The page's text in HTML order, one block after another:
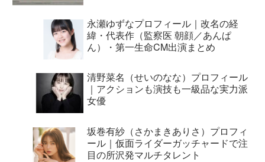
永瀬ゆずなプロフィール｜改名の経
緯・代表作（監察医 朝顔／あんぱ
ん）・第一生命CM出演まとめ
清野菜名（せいのなな）プロフィール
｜アクションも演技も一級品な実力派
女優
坂巻有紗（さかまきありさ）プロフィ
ール｜仮面ライダーガッチャードで注
目の所沢発マルチタレント